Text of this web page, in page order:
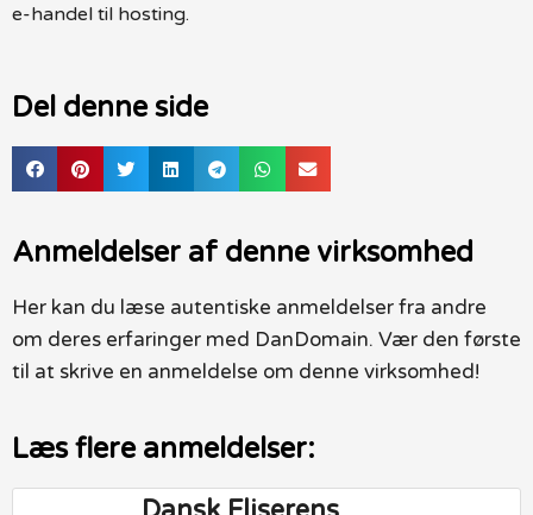
e-handel til hosting.
Del denne side
Anmeldelser af denne virksomhed
Her kan du læse autentiske anmeldelser fra andre
om deres erfaringer med DanDomain. Vær den første
til at skrive en anmeldelse om denne virksomhed!
Læs flere anmeldelser: